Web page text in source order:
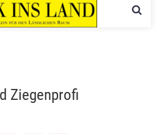
Ziegenprofi